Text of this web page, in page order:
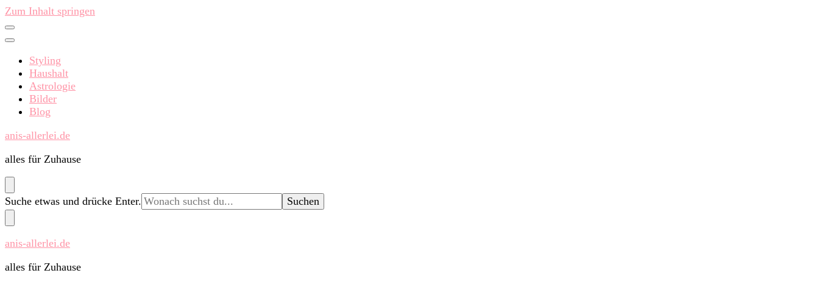
Zum Inhalt springen
Styling
Haushalt
Astrologie
Bilder
Blog
anis-allerlei.de
alles für Zuhause
Suchst
du
nach
etwas?
Suche etwas und drücke Enter.
anis-allerlei.de
alles für Zuhause